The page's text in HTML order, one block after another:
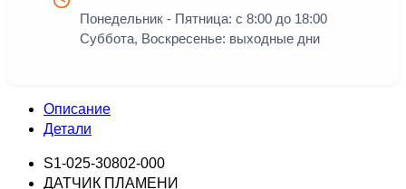
Понедельник - Пятница: с 8:00 до 18:00
Суббота, Воскресенье: выходные дни
Описание
Детали
S1-025-30802-000
ДАТЧИК ПЛАМЕНИ